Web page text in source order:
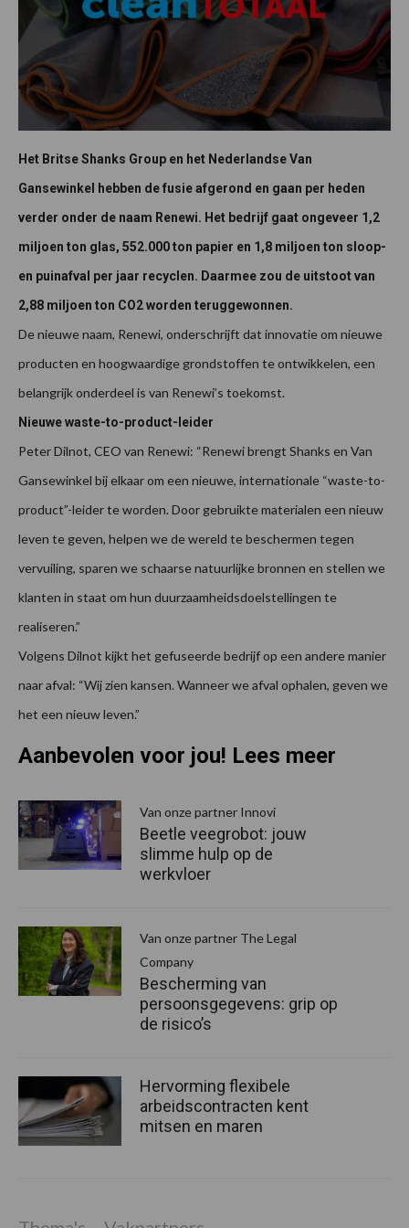
Het Britse Shanks Group en het Nederlandse Van
Gansewinkel hebben de fusie afgerond en gaan per heden
verder onder de naam Renewi. Het bedrijf gaat ongeveer 1,2
miljoen ton glas, 552.000 ton papier en 1,8 miljoen ton sloop-
en puinafval per jaar recyclen. Daarmee zou de uitstoot van
2,88 miljoen ton CO2 worden teruggewonnen.
De nieuwe naam, Renewi, onderschrijft dat innovatie om nieuwe
producten en hoogwaardige grondstoffen te ontwikkelen, een
belangrijk onderdeel is van Renewi’s toekomst.
Nieuwe waste-to-product-leider
Peter Dilnot, CEO van Renewi: “Renewi brengt Shanks en Van
Gansewinkel bij elkaar om een nieuwe, internationale “waste-to-
product”-leider te worden. Door gebruikte materialen een nieuw
leven te geven, helpen we de wereld te beschermen tegen
vervuiling, sparen we schaarse natuurlijke bronnen en stellen we
klanten in staat om hun duurzaamheidsdoelstellingen te
realiseren.”
Volgens Dilnot kijkt het gefuseerde bedrijf op een andere manier
naar afval: “Wij zien kansen. Wanneer we afval ophalen, geven we
het een nieuw leven.”
Aanbevolen voor jou! Lees meer
Van onze partner Innovi
Beetle veegrobot: jouw
slimme hulp op de
werkvloer
Van onze partner The Legal
Company
Bescherming van
persoonsgegevens: grip op
de risico’s
Hervorming flexibele
arbeidscontracten kent
mitsen en maren